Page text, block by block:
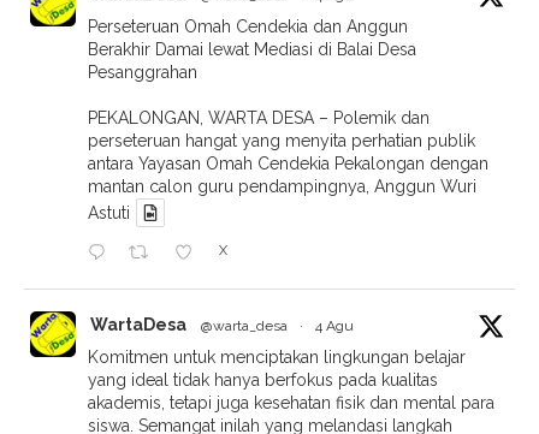
Perseteruan Omah Cendekia dan Anggun
Berakhir Damai lewat Mediasi di Balai Desa
Pesanggrahan
PEKALONGAN, WARTA DESA – Polemik dan
perseteruan hangat yang menyita perhatian publik
antara Yayasan Omah Cendekia Pekalongan dengan
mantan calon guru pendampingnya, Anggun Wuri
Astuti
X
WartaDesa @warta_desa · 4 Agu
Komitmen untuk menciptakan lingkungan belajar
yang ideal tidak hanya berfokus pada kualitas
akademis, tetapi juga kesehatan fisik dan mental para
siswa. Semangat inilah yang melandasi langkah